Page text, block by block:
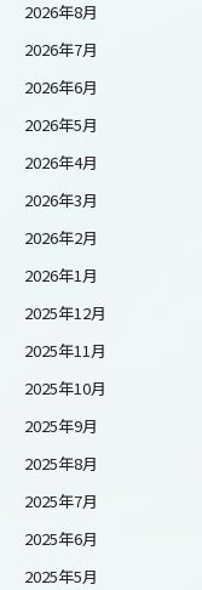
2026年8月
2026年7月
2026年6月
2026年5月
2026年4月
2026年3月
2026年2月
2026年1月
2025年12月
2025年11月
2025年10月
2025年9月
2025年8月
2025年7月
2025年6月
2025年5月